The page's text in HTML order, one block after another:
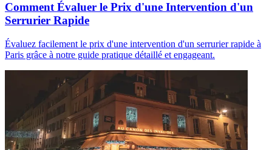
Comment Évaluer le Prix d'une Intervention d'un
Serrurier Rapide
Évaluez facilement le prix d'une intervention d'un serrurier rapide à
Paris grâce à notre guide pratique détaillé et engageant.